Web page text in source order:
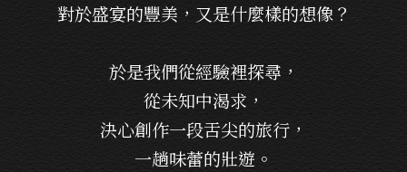
對於盛宴的豐美，又是什麼樣的想像？
於是我們從經驗裡探尋，
從未知中渴求，
決心創作一段舌尖的旅行，
一趟味蕾的壯遊。